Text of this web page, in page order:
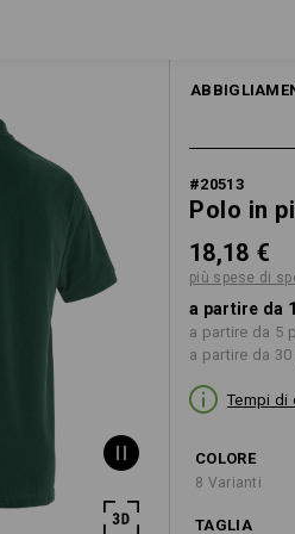
#20513
Polo in
18,18 €
più spese di
a partire da
a partire da 5
a partire da
Tempi di
COLORE
8 Varianti
TAGLIA